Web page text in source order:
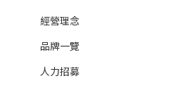
經營理念
品牌一覽
人力招募